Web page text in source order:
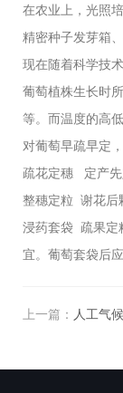
在农业上，光照
精密种子发芽箱
现在随着科学技
葡萄植株生长时
等。而温度的高
对葡萄早疏早定
疏花定穗 定产先
整穗定粒 谢花后
浸药套袋 疏果定
宜。葡萄套袋后
上一篇： 人工气